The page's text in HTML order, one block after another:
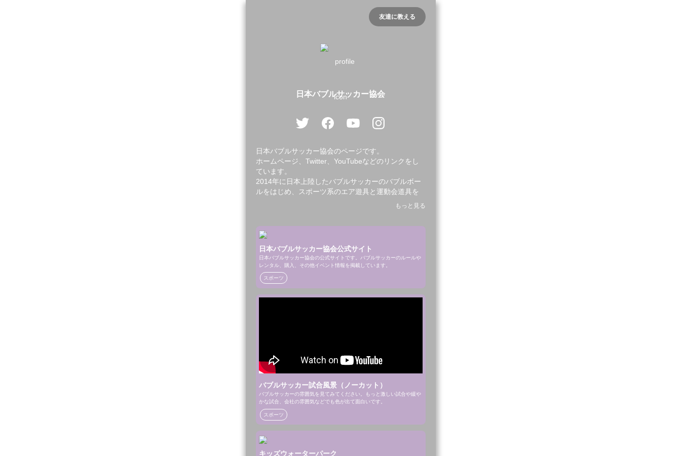
友達に教える
日本バブルサッカー協会
日本バブルサッカー協会のページです。
ホームページ、Twitter、YouTubeなどのリンクをし
ています。
2014年に日本上陸したバブルサッカーのバブルボー
ルをはじめ、スポーツ系のエア遊具と運動会道具を
もっと見る
日本バブルサッカー協会公式サイト
日本バブルサッカー協会の公式サイトです。バブルサッカーのルールや
レンタル、購入、その他イベント情報を掲載しています。
スポーツ
バブルサッカー試合風景（ノーカット）
バブルサッカーの雰囲気を見てみてください。もっと激しい試合や緩や
かな試合、会社の雰囲気などでも色が出て面白いです。
スポーツ
キッズウォーターパーク